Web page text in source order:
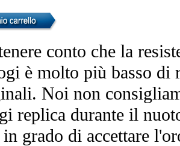
conto che la
è molto più basso di
Noi non
replica durante il
in grado di accettare